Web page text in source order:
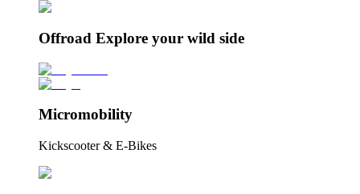
Offroad Explore your wild side
Micromobility
Kickscooter & E-Bikes